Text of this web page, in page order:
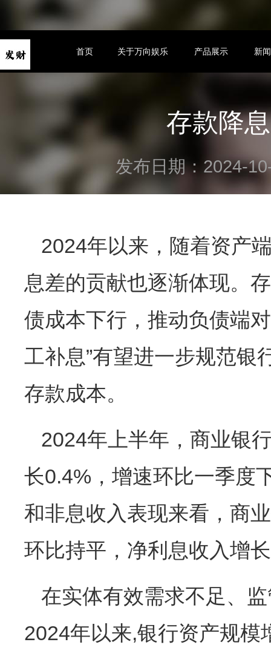
首页 关于万向娱乐 产品展示 新
存款降
发布日期：2024-
2024年以来，随着资产
息差的贡献也逐渐体现。
债成本下行，推动负债端
工补息”有望进一步规范银
存款成本。
2024年上半年，商业银
长0.4%，增速环比一季度
和非息收入表现来看，商
环比持平，净利息收入增
在实体有效需求不足、
2024年以来,银行资产规